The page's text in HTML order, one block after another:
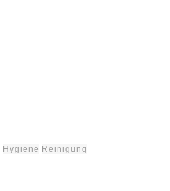
Hygiene Reinigung